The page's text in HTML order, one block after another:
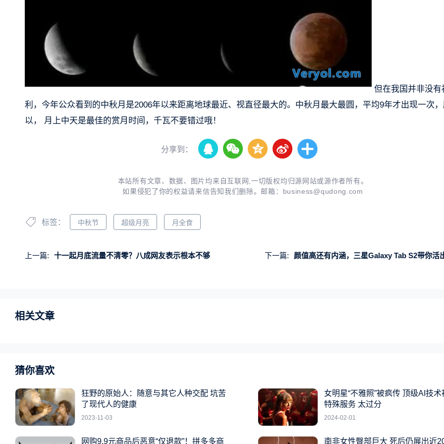
但在我国并非没有
利，今年公众看到的中秋月是2006年以来距离地球最近、视直径最大的。中秋月最大最圆，平均9年才出现一次
以， 月上中天是最佳的赏月时间，千瓦不要错过哦！
分享到：
本站所有文章、数据、图片均来自互联网,一切版权均归源网站或源作者所有。
如果侵犯了你的权益请来信告知我们删除。邮箱： business@qudong.com
标签： 中秋节 超级月亮 月全食
上一篇: 十一起月底流量不清零？八成网友表示根本不够 下一篇: 颜值高还有内涵，三星Galaxy Tab S2带你活出色
相关文章
猜你喜欢
狂野的原始人：随意与其它人种交配 坑苦
了现代人的健康
2023-11-03
女明星“不雅照”被疯传 顶级AI技
特殊服务 太过分
2024-02-01
网购9.9元商品后恶意“仅退款”！拼多多商 南非女性臀部巨大 死后仍展出近